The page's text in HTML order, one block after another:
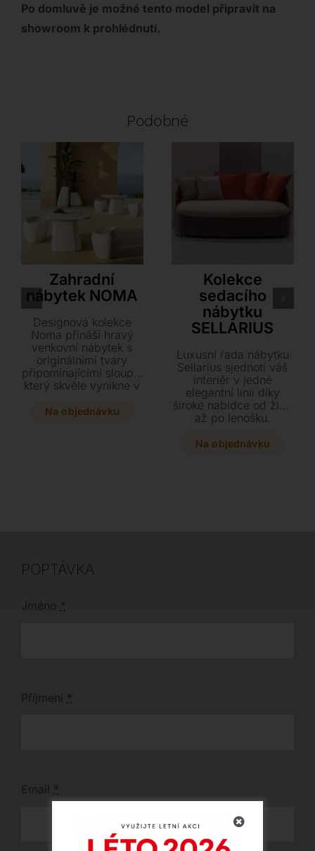
Po domluvě je možné tento model připravit na
showroom k prohlédnutí.
Podobné
VONDOM
Zahradní
nábytek NOMA
Designová kolekce
Noma přináší hravý
venkovní nábytek s
originálními tvary
připomínajícími sloupy,
který skvěle vynikne v
i komerčních
Na objednávku
Kolekce
sedacího
nábytku
SELLARIUS
Luxusní řada nábytku
Sellarius sjednotí váš
interiér v jedné
elegantní linii díky
široké nabídce od židlí
až po lenošku.
toskánské kůže v
Na objednávku
POPTÁVKA
Jméno *
Příjmení *
Email *